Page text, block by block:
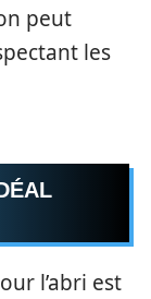
peut
les
l’abri est